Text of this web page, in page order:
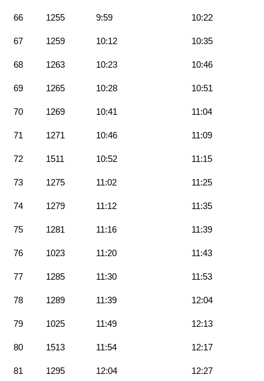
66 1255 9:59 10:22
67 1259 10:12 10:35
68 1263 10:23 10:46
69 1265 10:28 10:51
70 1269 10:41 11:04
71 1271 10:46 11:09
72 1511 10:52 11:15
73 1275 11:02 11:25
74 1279 11:12 11:35
75 1281 11:16 11:39
76 1023 11:20 11:43
77 1285 11:30 11:53
78 1289 11:39 12:04
79 1025 11:49 12:13
80 1513 11:54 12:17
81 1295 12:04 12:27